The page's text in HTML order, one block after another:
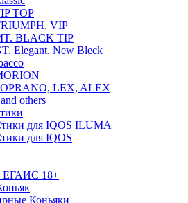
TOP
VIP
BLACK TIP
Elegant. New Bleck
LEX, ALEX
others
для IQOS ILUMA
для IQOS
ЕГАИС 18+
Коньяки